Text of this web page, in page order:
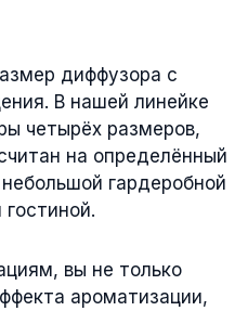
диффузора с
В нашей линейке
четырёх размеров,
на определённый
гардеробной
вы не только
ароматизации,